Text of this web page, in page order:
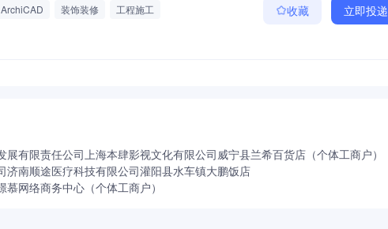
ArchiCAD 装饰装修
工程施工
收藏 立即投递
展有限责任公司上海本肆影视文化有限公司威宁县兰希百货店（个体工商户）
济南顺途医疗科技有限公司灌阳县水车镇大鹏饭店
慕网络商务中心（个体工商户）